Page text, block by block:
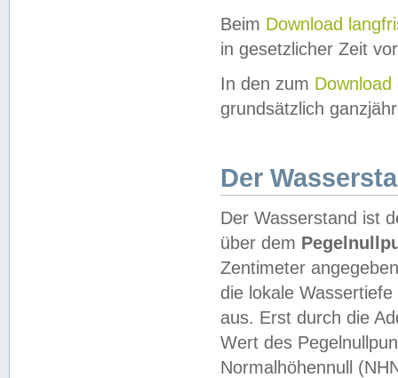
Beim Download
in gesetzlicher Zeit
In den zum Download
grundsätzlich
Der
Der Wasserstand ist
über dem
Zentimeter
die lokale
aus. Erst durch die
Wert des
Normalhöhennull